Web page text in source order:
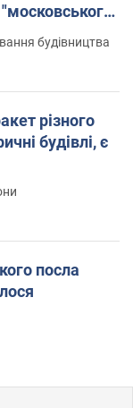
будівництва
різного
будівлі, є
посла